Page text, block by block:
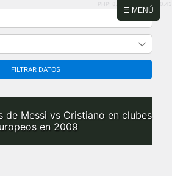
☰ MENÚ
PHP: 8.2.31 | MySQL: 8.0.43
FILTRAR DATOS
de Messi vs Cristiano en clubes
en 2009